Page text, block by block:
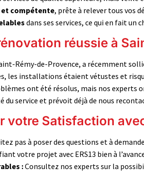
et compétente, prête à relever tous vos
dans ses services, ce qui en fait un
réussie à
Rémy-de-Provence, a récemment
les installations étaient vétustes et
ont été résolus, mais nos
du service et prévoit déjà de nous
votre Satisfaction
pas à poser des questions et à
votre projet avec ERS13 bien à
:Consultez nos experts sur la